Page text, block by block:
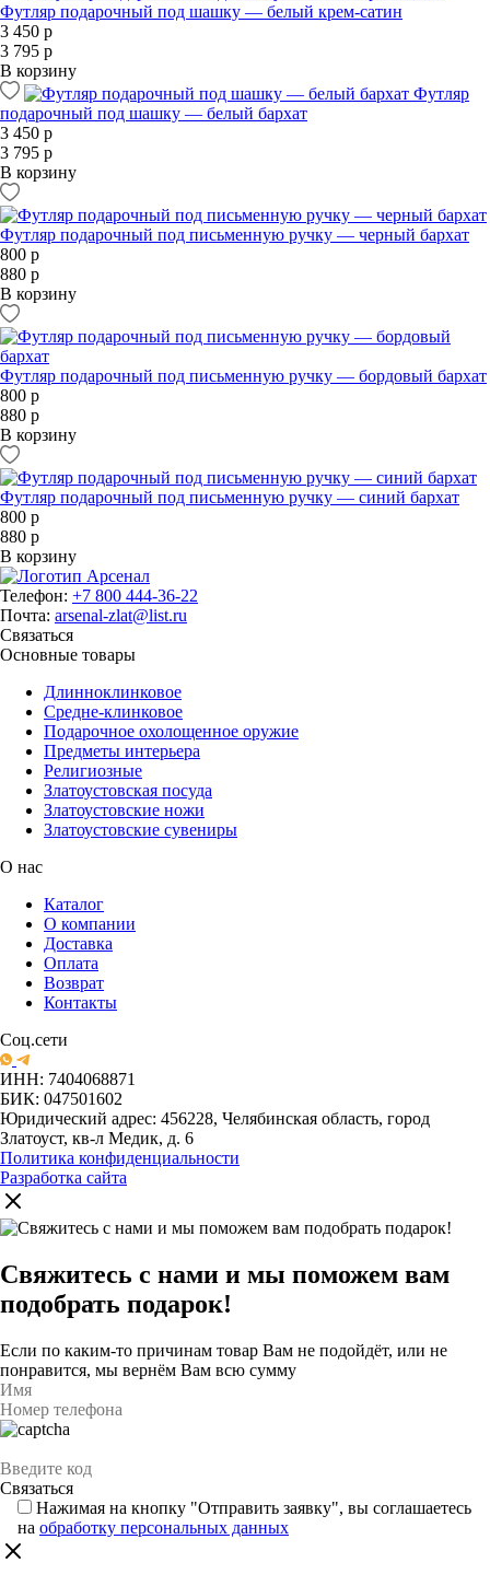
Футляр подарочный под шашку — белый крем-сатин
3 450 р
3 795 р
В корзину
Футляр
подарочный под шашку — белый бархат
3 450 р
3 795 р
В корзину
Футляр подарочный под письменную ручку — черный бархат
800 р
880 р
В корзину
Футляр подарочный под письменную ручку — бордовый бархат
800 р
880 р
В корзину
Футляр подарочный под письменную ручку — синий бархат
800 р
880 р
В корзину
Телефон: +7 800 444-36-22
Почта: arsenal-zlat@list.ru
Связаться
Основные товары
Длинноклинковое
Средне-клинковое
Подарочное охолощенное оружие
Предметы интерьера
Религиозные
Златоустовская посуда
Златоустовские ножи
Златоустовские сувениры
О нас
Каталог
О компании
Доставка
Оплата
Возврат
Контакты
Соц.сети
ИНН: 7404068871
БИК: 047501602
Юридический адрес: 456228, Челябинская область, город
Златоуст, кв-л Медик, д. 6
Политика конфиденциальности
Разработка сайта
Свяжитесь с нами и мы поможем вам
подобрать подарок!
Если по каким-то причинам товар Вам не подойдёт, или не
понравится, мы вернём Вам всю сумму
Нажимая на кнопку "Отправить заявку", вы соглашаетесь
на обработку персональных данных